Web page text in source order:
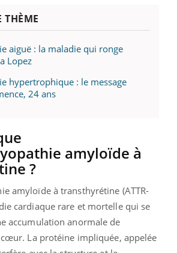
THÈME
aiguë : la maladie qui ronge
Lopez
hypertrophique : le message
24 ans
amyloïde à
?
amyloïde à transthyrétine (ATTR-
cardiaque rare et mortelle qui se
accumulation anormale de
La protéine impliquée, appelée